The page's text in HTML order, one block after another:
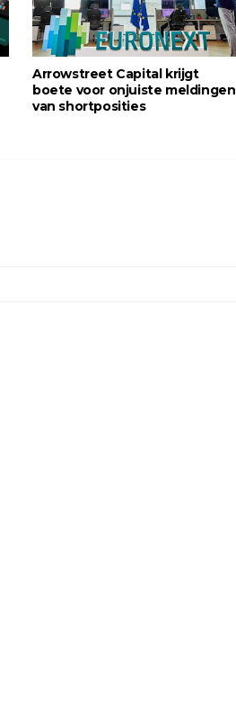
Arrowstreet Capital krijgt
boete voor onjuiste meldingen
van shortposities